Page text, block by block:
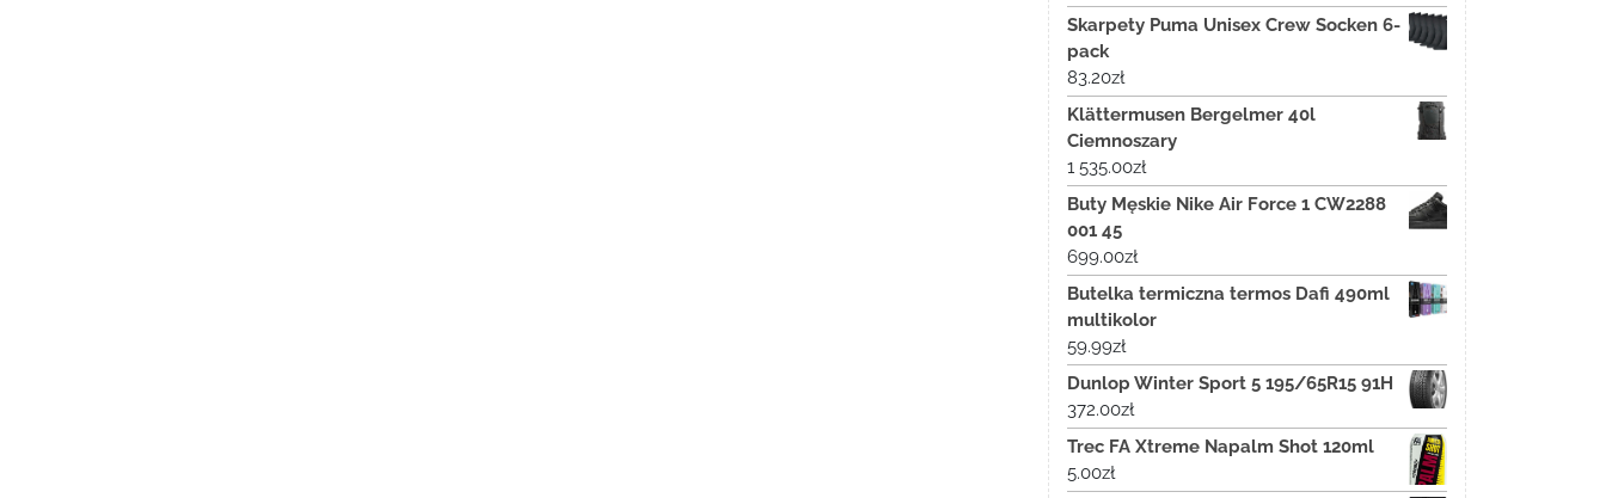
Skarpety Puma Unisex Crew Socken 6-
pack
83.20zł
Klättermusen Bergelmer 40l
Ciemnoszary
1 535.00zł
Buty Męskie Nike Air Force 1 CW2288
001 45
699.00zł
Butelka termiczna termos Dafi 490ml
multikolor
59.99zł
Dunlop Winter Sport 5 195/65R15 91H
372.00zł
Trec FA Xtreme Napalm Shot 120ml
5.00zł